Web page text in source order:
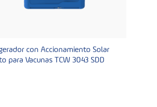
con Accionamiento Solar
para Vacunas TCW 3043 SDD